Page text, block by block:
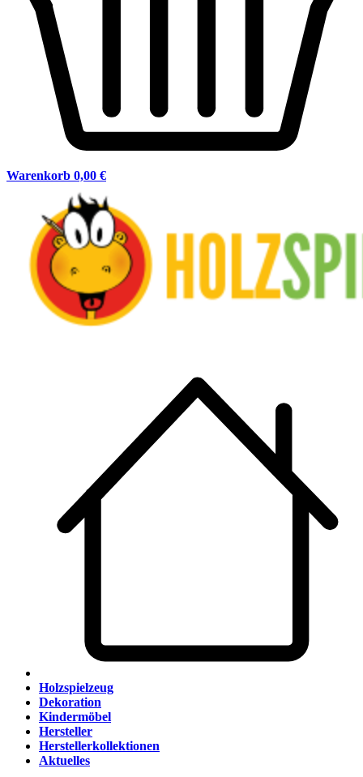
Warenkorb 0,00 €
Holzspielzeug
Dekoration
Kindermöbel
Hersteller
Herstellerkollektionen
Aktuelles